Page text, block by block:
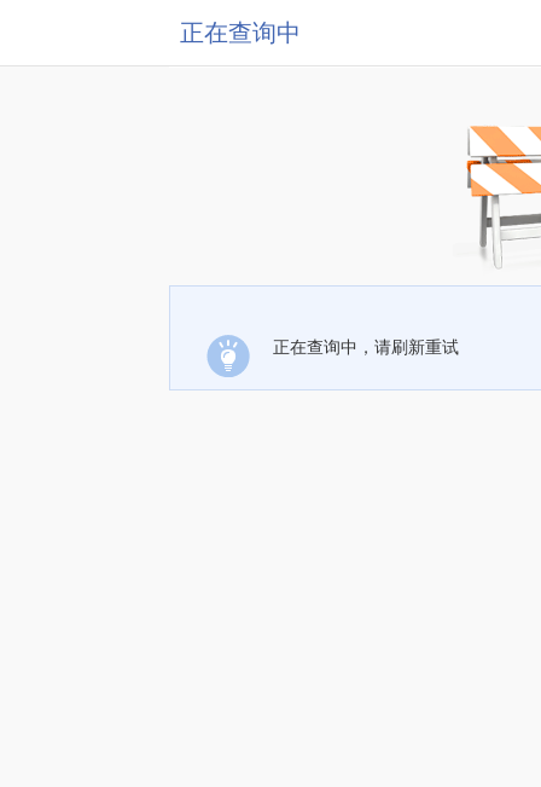
正在查询中
正在查询中，请刷新重试